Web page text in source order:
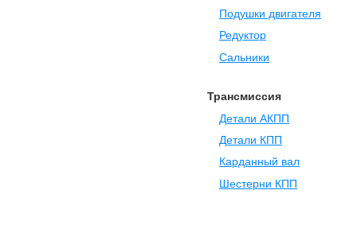
Подушки двигателя
Редуктор
Сальники
Трансмиссия
Детали АКПП
Детали КПП
Карданный вал
Шестерни КПП